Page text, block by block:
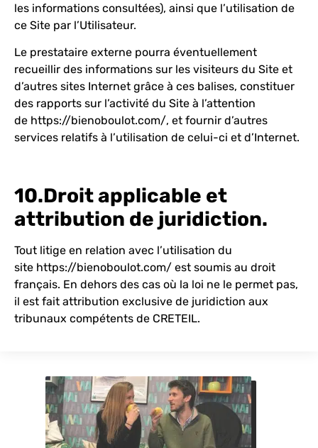
les informations consultées), ainsi que l’utilisation de
ce Site par l’Utilisateur.
Le prestataire externe pourra éventuellement
recueillir des informations sur les visiteurs du Site et
d’autres sites Internet grâce à ces balises, constituer
des rapports sur l’activité du Site à l’attention
de https://bienoboulot.com/, et fournir d’autres
services relatifs à l’utilisation de celui-ci et d’Internet.
10.Droit applicable et
attribution de juridiction.
Tout litige en relation avec l’utilisation du
site https://bienoboulot.com/ est soumis au droit
français. En dehors des cas où la loi ne le permet pas,
il est fait attribution exclusive de juridiction aux
tribunaux compétents de CRETEIL.